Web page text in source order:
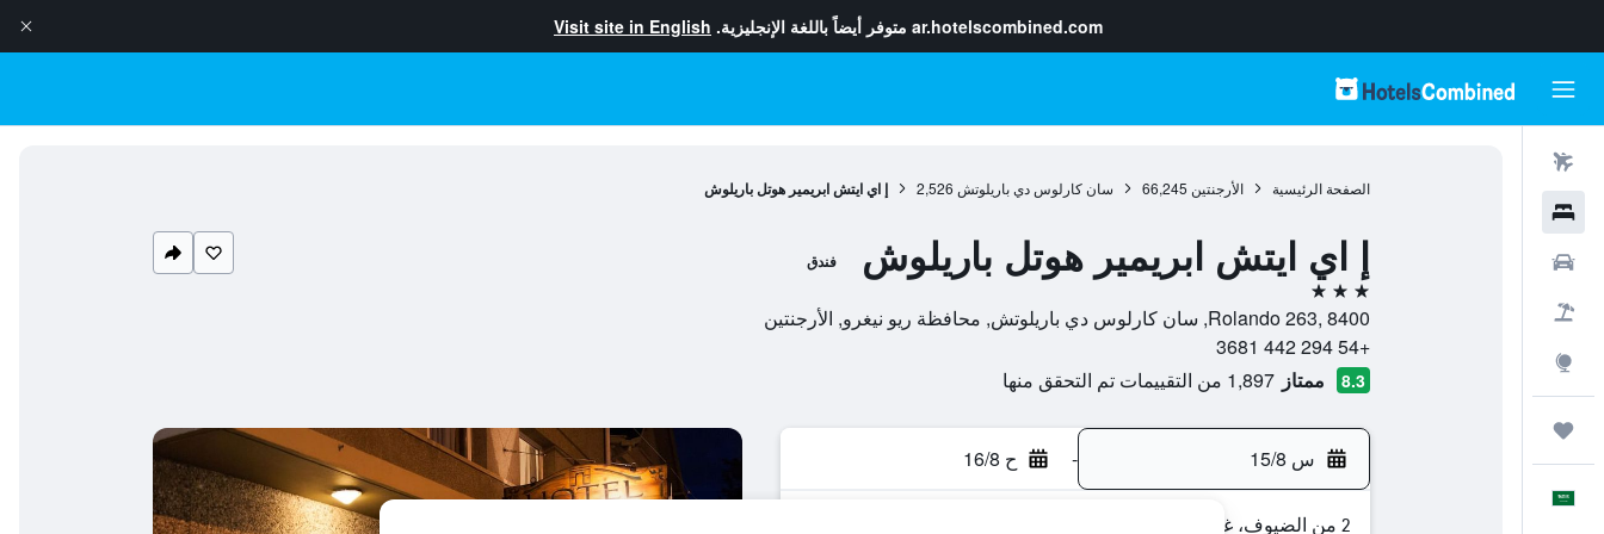
ar.hotelscombined.com متوفر أيضاً باللغة الإنجليزية. Visit site in English
الصفحة الرئيسية الأرجنتين 66,245 سان كارلوس دي باريلوتش 2,526 إ اي ايتش ابريمير هوتل باريلوش
إ اي ايتش ابريمير هوتل باريلوش فندق
3 نجوم
Rolando 263, 8400, سان كارلوس دي باريلوتش, محافظة ريو نيغرو, الأرجنتين
+54 294 442 3681
8.3 ممتاز 1,897 من التقييمات تم التحقق منها
س 15/8 - ح 16/8
2 من الضيوف، غرفة واحدة